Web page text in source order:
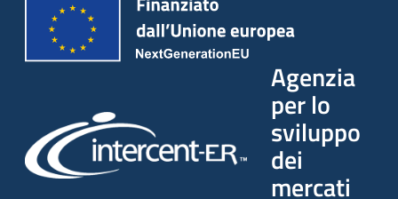
Agenzia
per lo
sviluppo
dei
mercati